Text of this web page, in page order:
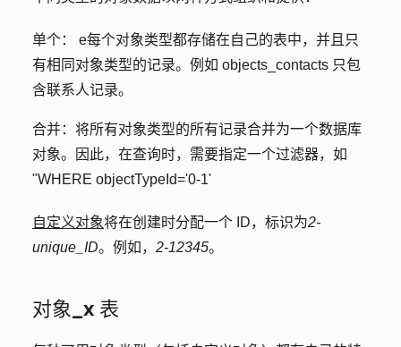
单个： e每个对象类型都存储在自己的表中，并且只
有相同对象类型的记录。例如 objects_contacts 只包
含联系人记录。
合并： 将所有对象类型的所有记录合并为一个数据库
对象。因此，在查询时，需要指定一个过滤器，如
"WHERE objectTypeId='0-1'
自定义对象将在创建时分配一个 ID，标识为2-
unique_ID。例如， 2-12345。
对象_x 表